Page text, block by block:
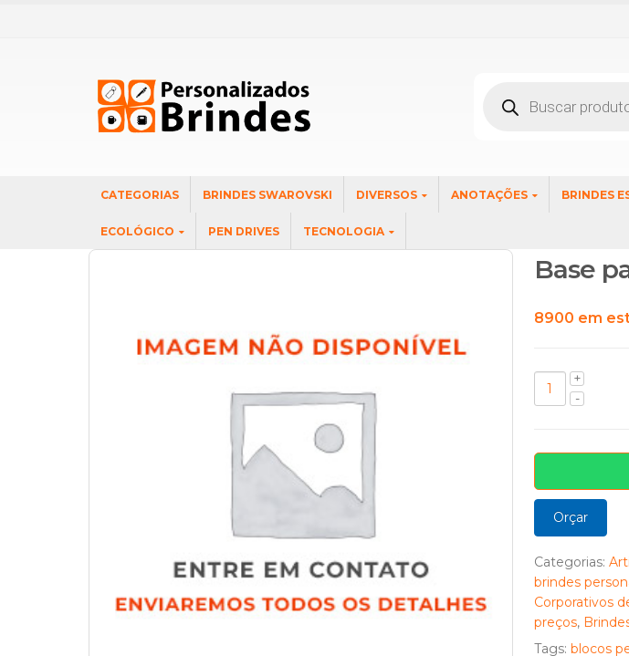
produtos
CATEGORIAS BRINDES SWAROVSKI DIVERSOS ANOTAÇÕES BRINDES
ECOLÓGICO PEN DRIVES TECNOLOGIA
Base
8900 em
Orçar
Categorias:
brindes
Corporativos
preços,
Tags: blocos